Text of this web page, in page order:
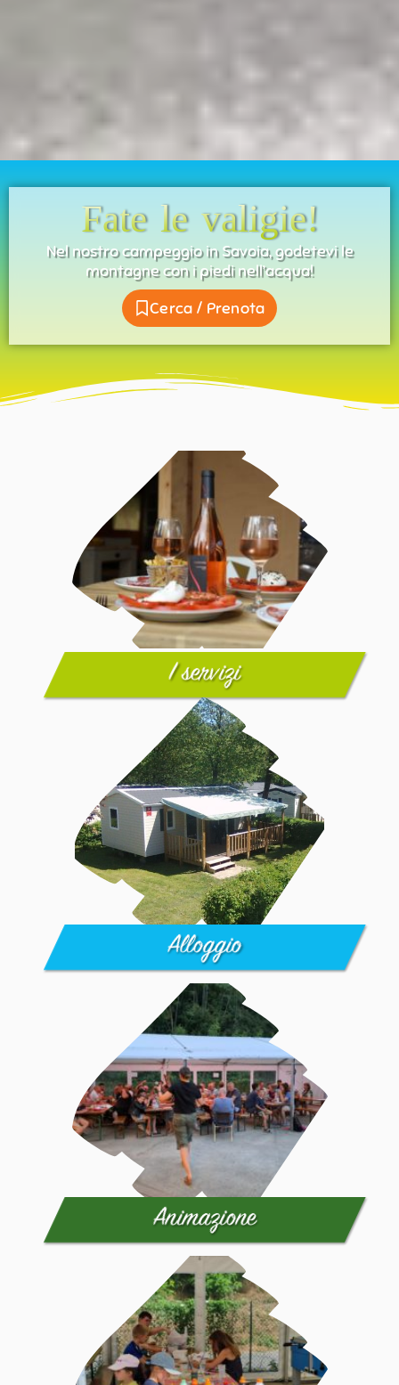
Fate le valigie!
Nel nostro campeggio in Savoia, godetevi le
montagne con i piedi nell’acqua!
Cerca / Prenota
I servizi
Alloggio
Animazione